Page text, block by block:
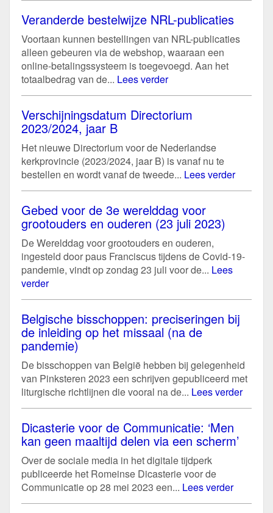
Veranderde bestelwijze NRL-publicaties
Voortaan kunnen bestellingen van NRL-publicaties
alleen gebeuren via de webshop, waaraan een
online-betalingssysteem is toegevoegd. Aan het
totaalbedrag van de... Lees verder
Verschijningsdatum Directorium
2023/2024, jaar B
Het nieuwe Directorium voor de Nederlandse
kerkprovincie (2023/2024, jaar B) is vanaf nu te
bestellen en wordt vanaf de tweede... Lees verder
Gebed voor de 3e werelddag voor
grootouders en ouderen (23 juli 2023)
De Werelddag voor grootouders en ouderen,
ingesteld door paus Franciscus tijdens de Covid-19-
pandemie, vindt op zondag 23 juli voor de... Lees
verder
Belgische bisschoppen: preciseringen bij
de inleiding op het missaal (na de
pandemie)
De bisschoppen van België hebben bij gelegenheid
van Pinksteren 2023 een schrijven gepubliceerd met
liturgische richtlijnen die vooral na de... Lees verder
Dicasterie voor de Communicatie: ‘Men
kan geen maaltijd delen via een scherm’
Over de sociale media in het digitale tijdperk
publiceerde het Romeinse Dicasterie voor de
Communicatie op 28 mei 2023 een... Lees verder